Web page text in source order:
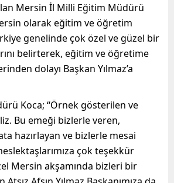
Mersin İl Milli Eğitim Müdürü
olarak eğitim ve öğretim
genelinde çok özel ve güzel bir
belirterek, eğitim ve öğretime
dolayı Başkan Yılmaz’a
Koca; “Örnek gösterilen ve
Bu emeği bizlerle veren,
hazırlayan ve bizlerle mesai
çok teşekkür
Mersin akşamında bizleri bir